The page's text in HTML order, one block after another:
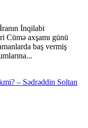
İnqilabi
Cümə axşamı günü
baş vermiş